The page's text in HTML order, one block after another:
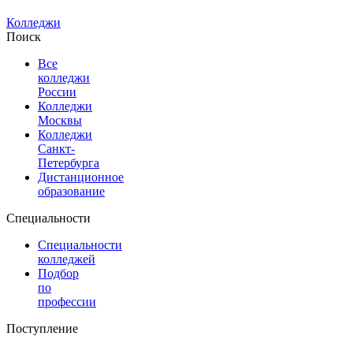
Колледжи
Поиск
Все
колледжи
России
Колледжи
Москвы
Колледжи
Санкт-
Петербурга
Дистанционное
образование
Специальности
Специальности
колледжей
Подбор
по
профессии
Поступление